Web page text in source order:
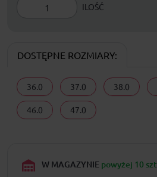
ILOŚĆ
DOSTĘPNE ROZMIARY:
36.0 37.0 38.0
46.0 47.0
W MAGAZYNIE powyżej 10 szt.